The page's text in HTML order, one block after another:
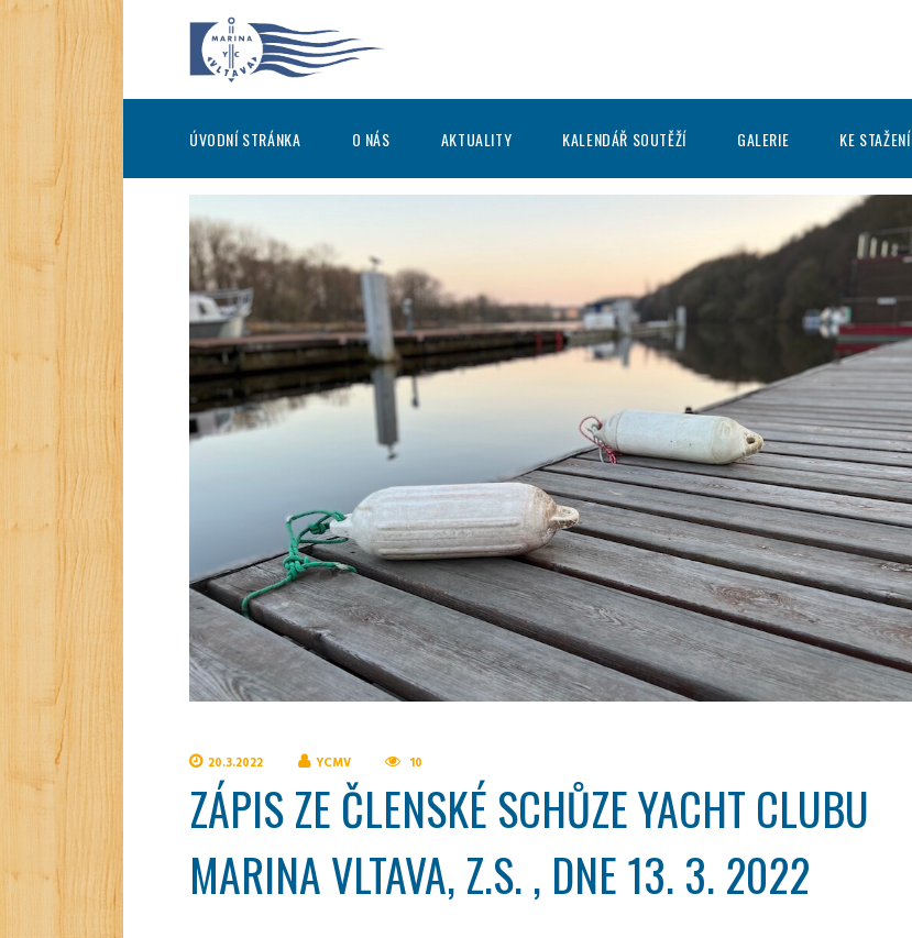
ÚVODNÍ STRÁNKA O NÁS AKTUALITY KALENDÁŘ SOUTĚŽÍ GALERIE KE STAŽENÍ
20.3.2022 YCMV 10
ZÁPIS ZE ČLENSKÉ SCHŮZE YACHT CLUBU
MARINA VLTAVA, Z.S. , DNE 13. 3. 2022